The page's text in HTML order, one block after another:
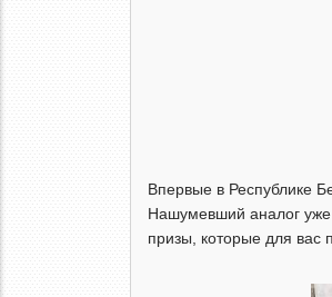
Впервые в Республике
Нашумевший аналог уже
призы, которые для вас